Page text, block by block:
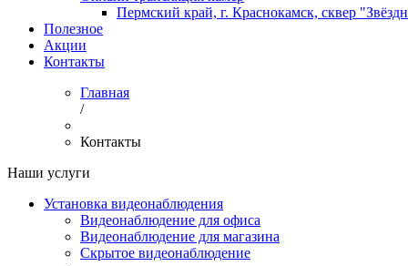
Пермский край, г. Краснокамск, сквер
Полезное
Акции
Контакты
Главная
/
Контакты
Наши услуги
Установка видеонаблюдения
Видеонаблюдение для офиса
Видеонаблюдение для магазина
Скрытое видеонаблюдение